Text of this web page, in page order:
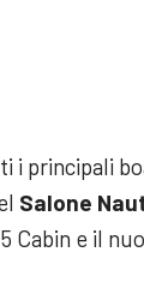
i principali
Salone
Cabin e il